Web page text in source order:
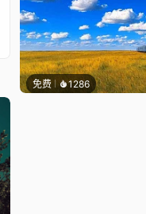
免费 1286